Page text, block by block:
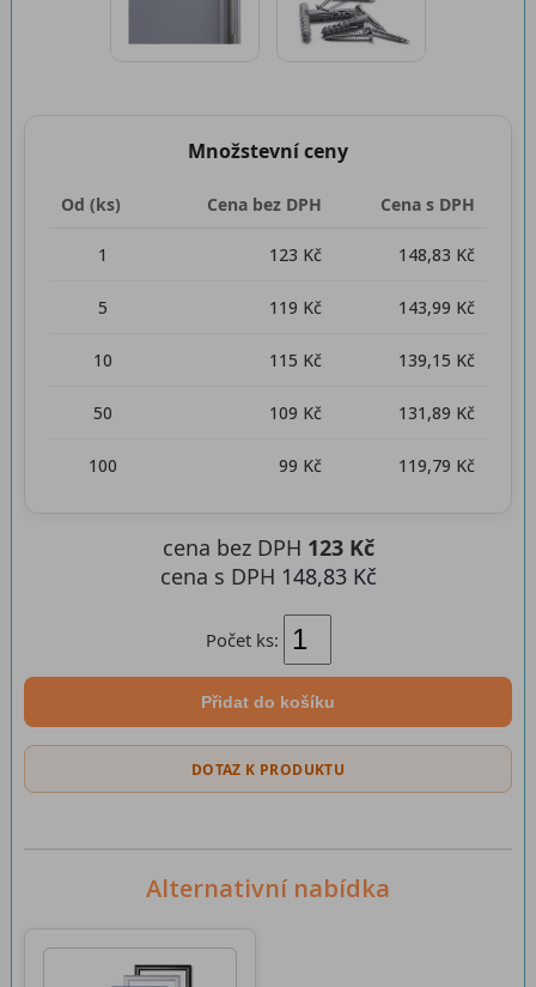
Počet ks:
Přidat do košíku
cena bez DPH 123 Kč
cena s DPH 148,83 Kč
DOTAZ K PRODUKTU
Množstevní ceny
Od (ks) Cena bez DPH Cena s DPH
1 123 Kč 148,83 Kč
5 119 Kč 143,99 Kč
10 115 Kč 139,15 Kč
50 109 Kč 131,89 Kč
100 99 Kč 119,79 Kč
Alternativní nabídka